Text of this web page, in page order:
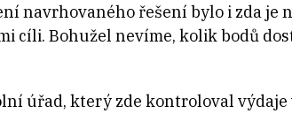
navrhovaného řešení bylo i zda
cíli. Bohužel nevíme, kolik bodů
úřad, který zde kontroloval